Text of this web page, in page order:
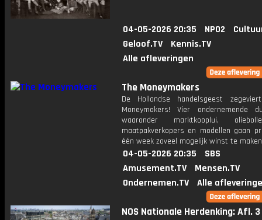
04-05-2026 20:35 NPO2
Geloof.TV
Kennis.TV
Alle afleveringen
The Moneymakers
De Hollandse handelsgeest
Moneymakers! Vier ondernemende
waaronder marktkooplui,
maatpakverkopers en modellen gaan
één week zoveel mogelijk winst te
04-05-2026 20:35
SBS
Amusement.TV
Mensen.TV
Ondernemen.TV
Alle
NOS Nationale Herdenking: Afl. 3